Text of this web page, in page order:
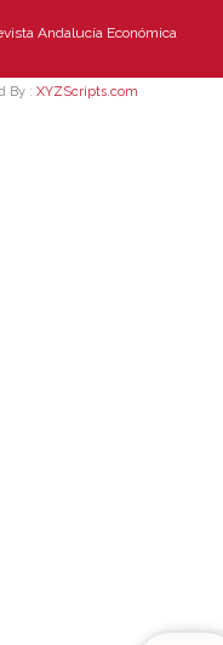
Andalucía Económica
By : XYZScripts.com